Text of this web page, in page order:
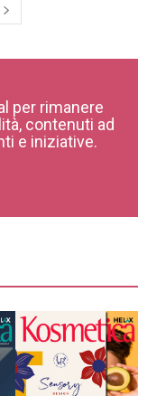
per rimanere
contenuti ad
e iniziative.